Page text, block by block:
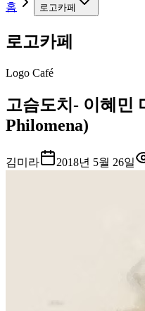
홈 로고카페
로고카페
Logo Café
고슴도치- 이혜민
Philomena)
김미라 2018년 5월 26일